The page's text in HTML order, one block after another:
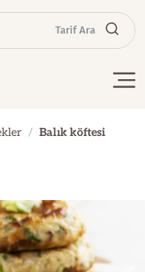
Tarif Ara
Balık köftesi